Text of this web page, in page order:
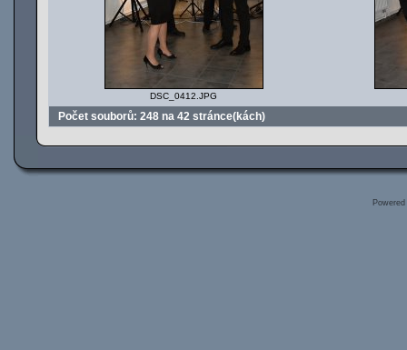
DSC_0412.JPG
Počet souborů: 248 na 42 stránce(kách)